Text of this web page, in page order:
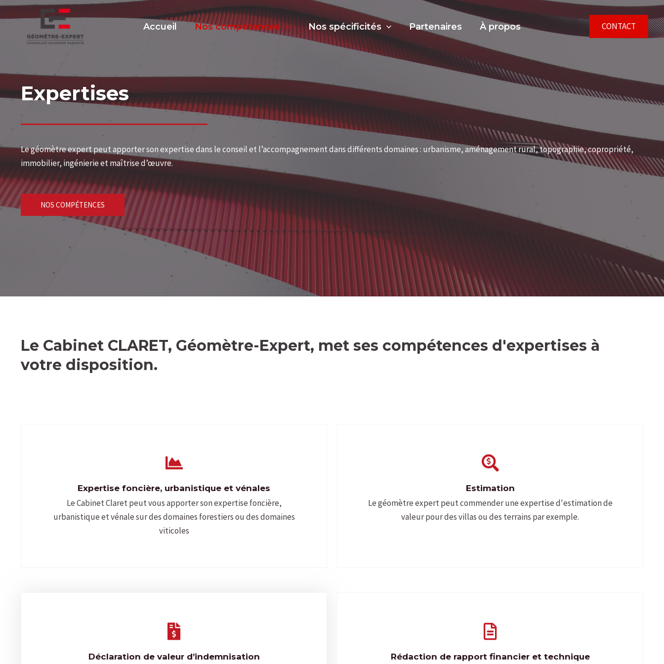
Accueil Nos compétences Nos spécificités Partenaires À propos CONTACT
Expertises
Le géomètre expert peut apporter son expertise dans le conseil et l’accompagnement dans différents domaines : urbanisme, aménagement rural, topographie, copropriété,
immobilier, ingénierie et maîtrise d’œuvre.
NOS COMPÉTENCES
Le Cabinet CLARET, Géomètre-Expert, met ses compétences d'expertises à
votre disposition.
Expertise foncière, urbanistique et vénales
Le Cabinet Claret peut vous apporter son expertise foncière,
urbanistique et vénale sur des domaines forestiers ou des domaines
viticoles
Estimation
Le géomètre expert peut commender une expertise d'estimation de
valeur pour des villas ou des terrains par exemple.
Déclaration de valeur d’indemnisation Rédaction de rapport financier et technique